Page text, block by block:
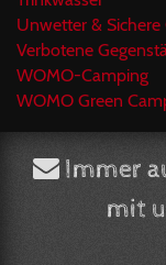
Unwetter & Sichere
Verbotene
WOMO-Camping
WOMO Green
Immer
mit